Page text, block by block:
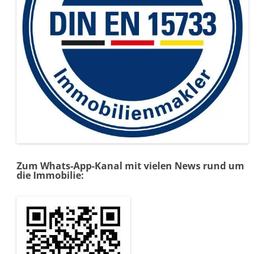
Zum Whats-App-Kanal mit vielen News rund um
die Immobilie: